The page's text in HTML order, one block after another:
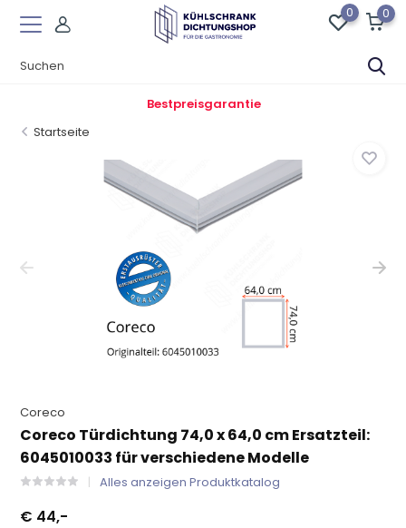
0 0
Bestpreisgarantie
Startseite
Coreco
Coreco Türdichtung 74,0 x 64,0 cm Ersatzteil:
6045010033 für verschiedene Modelle
Alles anzeigen Produktkatalog
€ 44,-